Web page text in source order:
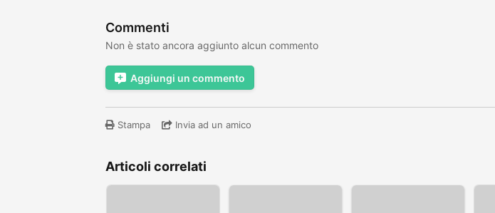
Commenti
Non è stato ancora aggiunto alcun commento
Aggiungi un commento
Stampa Invia ad un amico
Articoli correlati